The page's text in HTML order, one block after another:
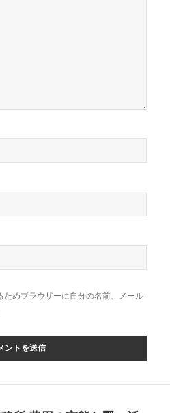
ためブラウザーに自分の名前、メール